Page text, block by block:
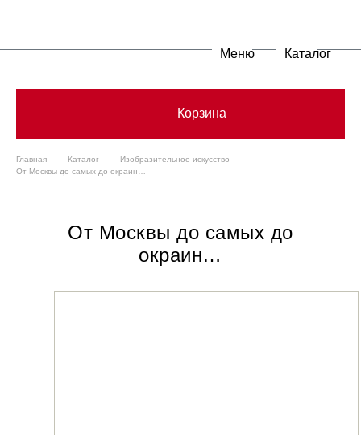
Меню Каталог
Корзина
Главная Каталог
Изобразительное искусство
От Москвы до самых до окраин…
От Москвы до самых до
окраин…